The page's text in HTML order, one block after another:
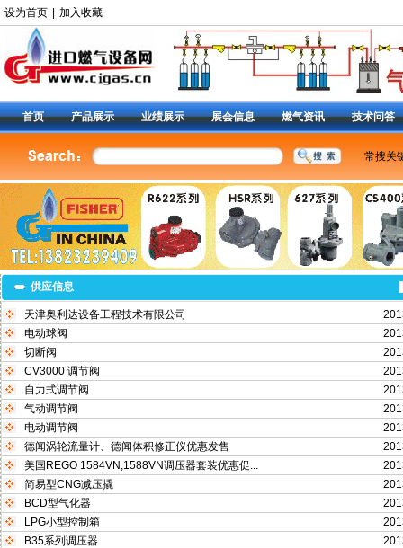
设为首页 加入收藏
首页 产品展示 业绩展示 展会信息 燃气资讯 技术问答
常搜关
燃气调
减压阀
|
定位器 |
供应信息
天津奥利达设备工程技术有限公司
电动球阀
切断阀
CV3000 调节阀
自力式调节阀
气动调节阀
电动调节阀
德闻涡轮流量计、德闻体积修正仪优惠发售
美国REGO 1584VN,1588VN调压器套装优惠促...
简易型CNG减压撬
BCD型气化器
LPG小型控制箱
B35系列调压器